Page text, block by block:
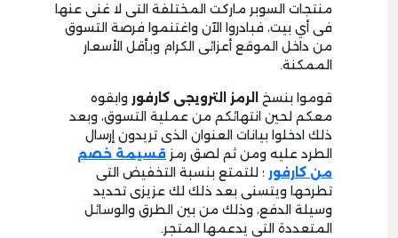
منتجات السوبر ماركت المختلفة التى لا غنى عنها
فى أي بيت، فبادروا الآن واغتنموا فرصة التسوق
من داخل الموقع أعزائى الكرام وبأقل الأسعار
الممكنة.
قوموا بنسخ الرمز الترويجى كارفور وابقوه
معكم لحين انتهائكم من عملية التسوق، وبعد
ذلك ادخلوا بيانات العنوان الذى تريدون إرسال
الطرد عليه ومن ثم لصق رمز قسيمة خصم
من كارفور ؛ للتمتع بنسبة التخفيض التى
تطرحها ويتسنى بعد ذلك لك عزيزى تحديد
وسيلة الدفع، وذلك من بين الطرق والوسائل
المتعددة التى يدعمها المتجر.